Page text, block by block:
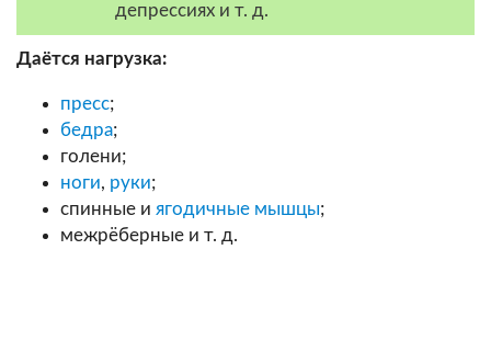
депрессиях и т. д.
Даётся нагрузка:
пресс;
бедра;
голени;
ноги, руки;
спинные и ягодичные мышцы;
межрёберные и т. д.